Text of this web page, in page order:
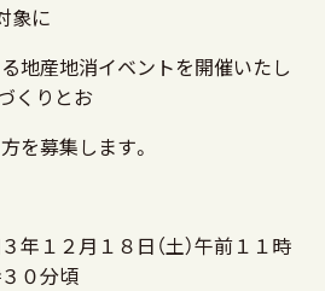
象に
地産地消イベントを開催いたし
くりとお
を募集します。
１２月１８日（土）午前１１時
０分頃